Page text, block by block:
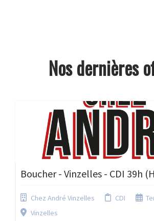
Nos dernières
Boucher - Vinzelles - CDI 39h
Chez André Vinzelles CDI
Vinzelles